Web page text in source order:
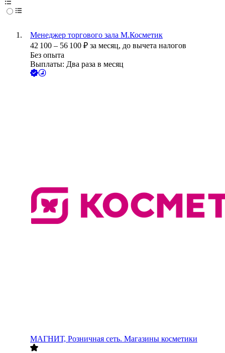
Менеджер торгового зала М.Косметик
42 100 – 56 100 ₽ за месяц, до вычета налогов
Без опыта
Выплаты: Два раза в месяц
МАГНИТ, Розничная сеть. Магазины косметики